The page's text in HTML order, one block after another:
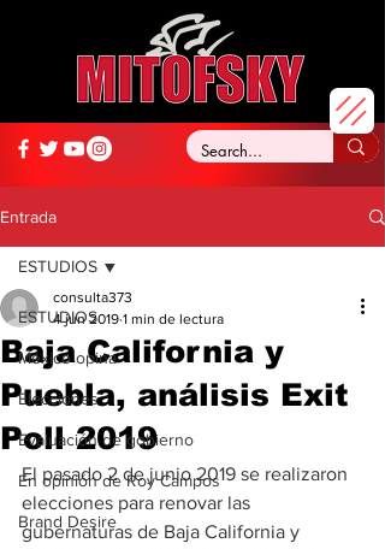
Entrada
ESTUDIOS
México opina
Elecciones
Evaluación de gobierno
En opinión de Roy Campos
Brand Desire
ESTUDIOS
Baja California y
Puebla, análisis Exit
Poll 2019
consulta373
4 jun 2019 1 min de lectura
El pasado 2 de junio 2019 se realizaron
elecciones para renovar las
gubernaturas de Baja California y